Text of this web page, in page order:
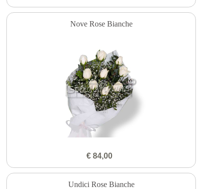
Nove Rose Bianche
€ 84,00
Undici Rose Bianche